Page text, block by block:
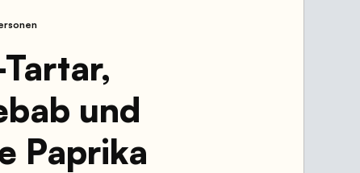
und
Paprika